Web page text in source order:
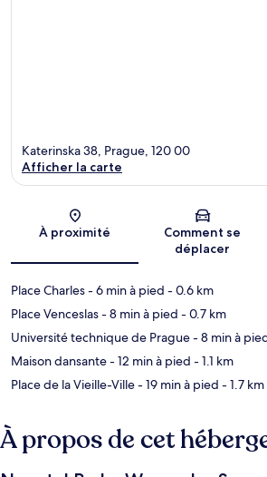
Carte
Katerinska 38, Prague, 120 00
Afficher la carte
À proximité
Comment se
déplacer
Place Charles- 6 min à pied - 0.6 km
Place Venceslas- 8 min à pied - 0.7 km
Université technique de Prague- 8 min à
Maison dansante- 12 min à pied - 1.1 km
Place de la Vieille-Ville- 19 min à pied - 1.7 km
À propos de cet